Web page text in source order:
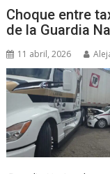
Choque entre
de la Guardia
11 abril, 2026